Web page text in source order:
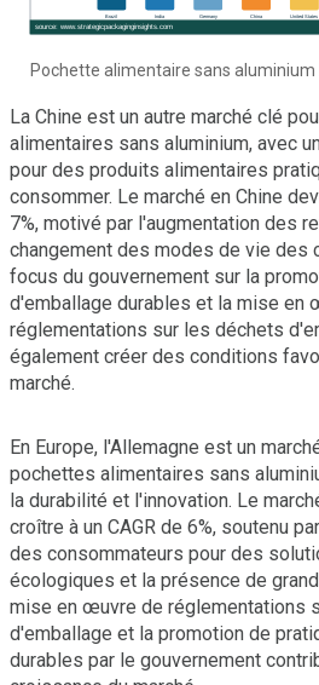
Pochette alimentaire sans
La Chine est un autre marché clé
alimentaires sans aluminium, avec
pour des produits alimentaires
consommer. Le marché en Chine
7%, motivé par l'augmentation des
changement des modes de vie des
focus du gouvernement sur la
d'emballage durables et la mise en
réglementations sur les déchets
également créer des conditions
marché.
En Europe, l'Allemagne est un
pochettes alimentaires sans
la durabilité et l'innovation. Le
croître à un CAGR de 6%, soutenu
des consommateurs pour des
écologiques et la présence de
mise en œuvre de réglementations
d'emballage et la promotion de
durables par le gouvernement